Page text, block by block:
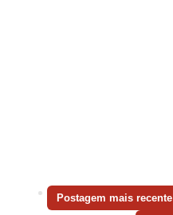
Postagem mais recente